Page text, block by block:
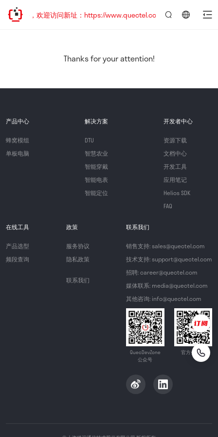
已迁移，欢迎访问新址：https://www.quectel.com.cn
Thanks for your attention!
产品中心
蜂窝模组
单板电脑
解决方案
DTU
智慧农业
智能穿戴
智能电表
智能定位
开发者中心
资源下载
文档中心
开发工具
应用笔记
Helios SDK
FAQ
在线工具
产品选型
频段查询
政策
服务协议
隐私政策
联系我们
联系我们
销售支持: sales@quectel.com
技术支持: support@quectel.com
招聘: career@quectel.com
媒体联系: media@quectel.com
其他咨询: info@quectel.com
QuecDevZone
公众号
官方公众号